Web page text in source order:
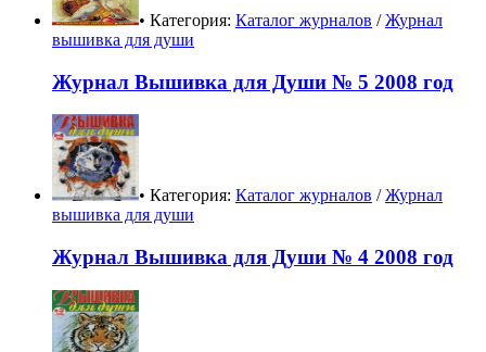
• Категория: Каталог журналов /Журнал
вышивка для души
Журнал Вышивка для Души № 5 2008 год
• Категория: Каталог журналов /Журнал
вышивка для души
Журнал Вышивка для Души № 4 2008 год